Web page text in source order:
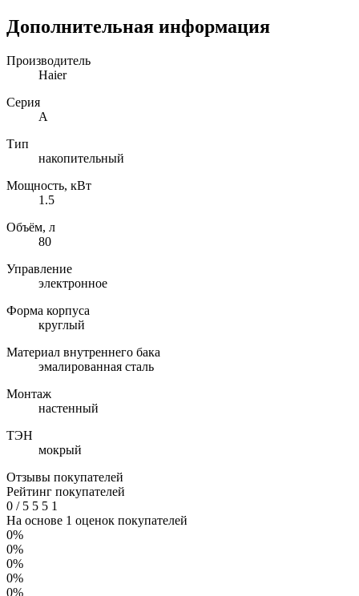
Дополнительная информация
Производитель
Haier
Серия
A
Тип
накопительный
Мощность, кВт
1.5
Объём, л
80
Управление
электронное
Форма корпуса
круглый
Материал внутреннего бака
эмалированная сталь
Монтаж
настенный
ТЭН
мокрый
Отзывы покупателей
Рейтинг покупателей
0 /5 5 5 1
На основе 1 оценок покупателей
0%
0%
0%
0%
0%